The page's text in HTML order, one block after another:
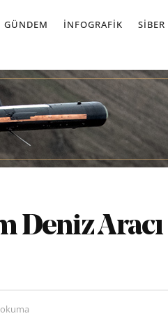
GÜNDEM İNFOGRAFIK
Deniz Aracı